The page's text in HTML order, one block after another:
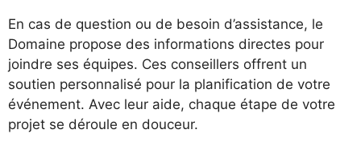
En cas de question ou de besoin d’assistance, le
Domaine propose des informations directes pour
joindre ses équipes. Ces conseillers offrent un
soutien personnalisé pour la planification de votre
événement. Avec leur aide, chaque étape de votre
projet se déroule en douceur.